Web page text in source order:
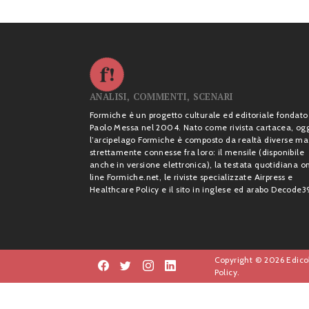
ANALISI, COMMENTI, SCENARI
Formiche è un progetto culturale ed editoriale fondato
Paolo Messa nel 2004. Nato come rivista cartacea,
l’arcipelago Formiche è composto da realtà diverse ma
strettamente connesse fra loro: il mensile (disponibile
anche in versione elettronica), la testata quotidiana
line Formiche.net, le riviste specializzate Airpress e
Healthcare Policy e il sito in inglese ed arabo
Copyright © 2026
Policy.